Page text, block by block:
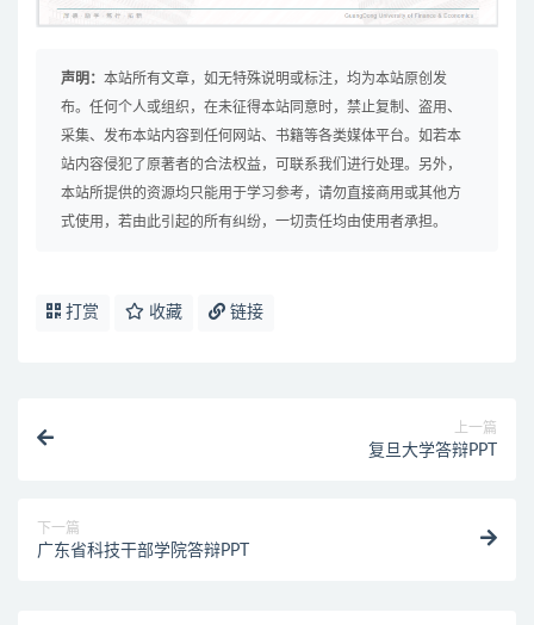
声明： 本站所有文章，如无特殊说明或标注，均为本站原创发
布。任何个人或组织，在未征得本站同意时，禁止复制、盗用、
采集、发布本站内容到任何网站、书籍等各类媒体平台。如若本
站内容侵犯了原著者的合法权益，可联系我们进行处理。另外，
本站所提供的资源均只能用于学习参考，请勿直接商用或其他方
式使用，若由此引起的所有纠纷，一切责任均由使用者承担。
打赏 收藏 链接
上一篇
复旦大学答辩PPT
下一篇
广东省科技干部学院答辩PPT